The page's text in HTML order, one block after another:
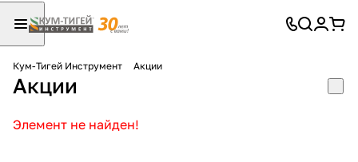
Кум-Тигей Инструмент Акции
Акции
Элемент не найден!
Для клиентов всех банков
Разбейте